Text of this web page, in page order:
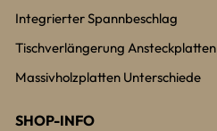
Integrierter Spannbeschlag
Tischverlängerung Ansteckplatten
Massivholzplatten Unterschiede
SHOP-INFO